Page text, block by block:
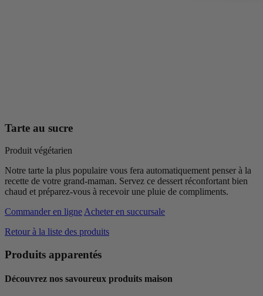
Tarte au sucre
Produit végétarien
Notre tarte la plus populaire vous fera automatiquement penser à la
recette de votre grand-maman. Servez ce dessert réconfortant bien
chaud et préparez-vous à recevoir une pluie de compliments.
Commander en ligneAcheter en succursale
Retour à la liste des produits
Produits apparentés
Découvrez nos savoureux produits maison